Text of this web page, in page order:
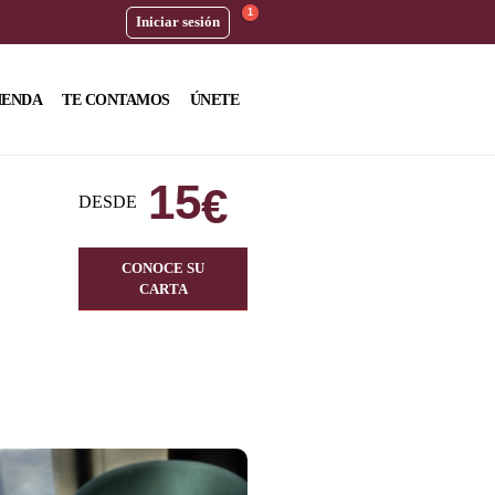
Iniciar sesión
1
TE CONTAMOS ÚNETE
DESDE 15€
CONOCE SU
CARTA